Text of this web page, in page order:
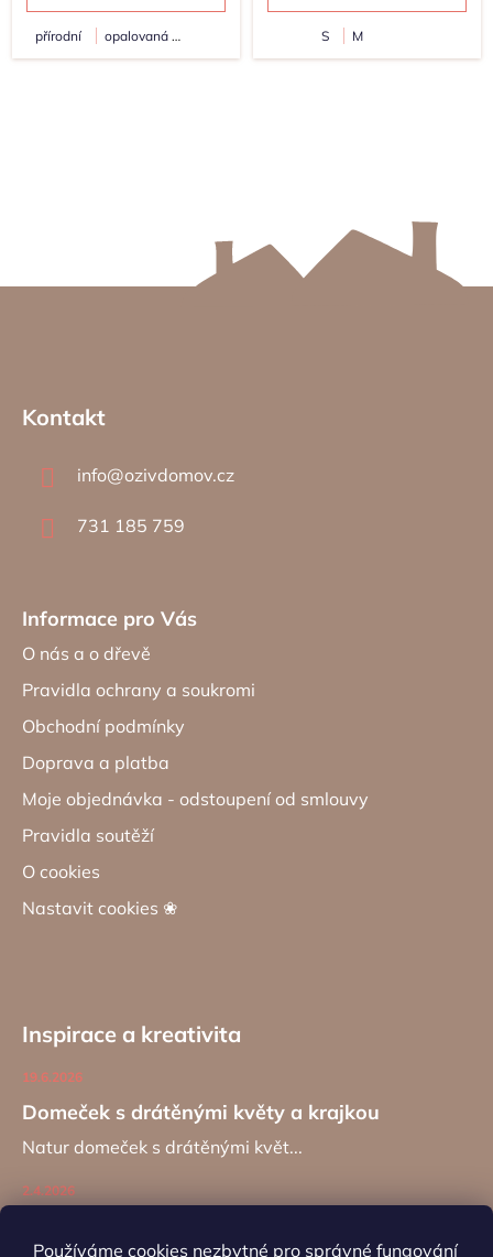
Používáme cookies nezbytné pro správné fungování
přírodní
opalovaná
hořčicová + opálení
S M
Kontakt
info@ozivdomov.cz
731 185 759
Informace pro Vás
O nás a o dřevě
Pravidla ochrany a soukromi
Obchodní podmínky
Doprava a platba
Moje objednávka - odstoupení od smlouvy
Pravidla soutěží
O cookies
Nastavit cookies ❀
Inspirace a kreativita
Domeček s drátěnými květy a krajkou
19.6.2026
Natur domeček s drátěnými květ...
2.4.2026